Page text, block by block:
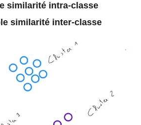
similarité intra-classe
similarité inter-classe